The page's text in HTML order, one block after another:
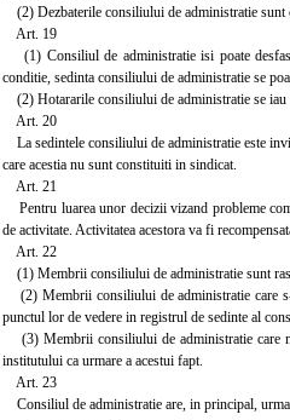
(2) Dezbaterile consiliului de administratie sunt
Art. 19
(1) Consiliul de administratie isi poate
conditie, sedinta consiliului de administratie se
(2) Hotararile consiliului de administratie se
Art. 20
La sedintele consiliului de administratie este
care acestia nu sunt constituiti in sindicat.
Art. 21
Pentru luarea unor decizii vizand probleme
de activitate. Activitatea acestora va fi
Art. 22
(1) Membrii consiliului de administratie sunt
(2) Membrii consiliului de administratie care
punctul lor de vedere in registrul de sedinte al
(3) Membrii consiliului de administratie care
institutului ca urmare a acestui fapt.
Art. 23
Consiliul de administratie are, in principal,